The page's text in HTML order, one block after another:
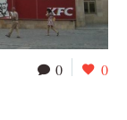
0 0